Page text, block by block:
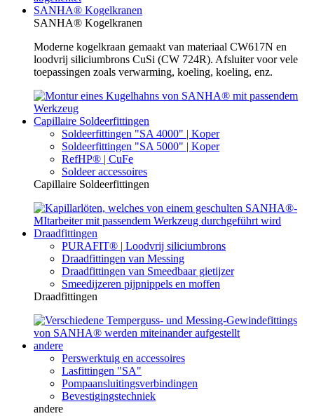
SANHA® Kogelkranen
SANHA® Kogelkranen
Moderne kogelkraan gemaakt van materiaal CW617N en
loodvrij siliciumbrons CuSi (CW 724R). Afsluiter voor vele
toepassingen zoals verwarming, koeling, koeling, enz.
Capillaire Soldeerfittingen
Soldeerfittingen "SA 4000" | Koper
Soldeerfittingen "SA 5000" | Koper
RefHP® | CuFe
Soldeer accessoires
Capillaire Soldeerfittingen
Draadfittingen
PURAFIT® | Loodvrij siliciumbrons
Draadfittingen van Messing
Draadfittingen van Smeedbaar gietijzer
Smeedijzeren pijpnippels en moffen
Draadfittingen
andere
Perswerktuig en accessoires
Lasfittingen "SA"
Pompaansluitingsverbindingen
Bevestigingstechniek
andere